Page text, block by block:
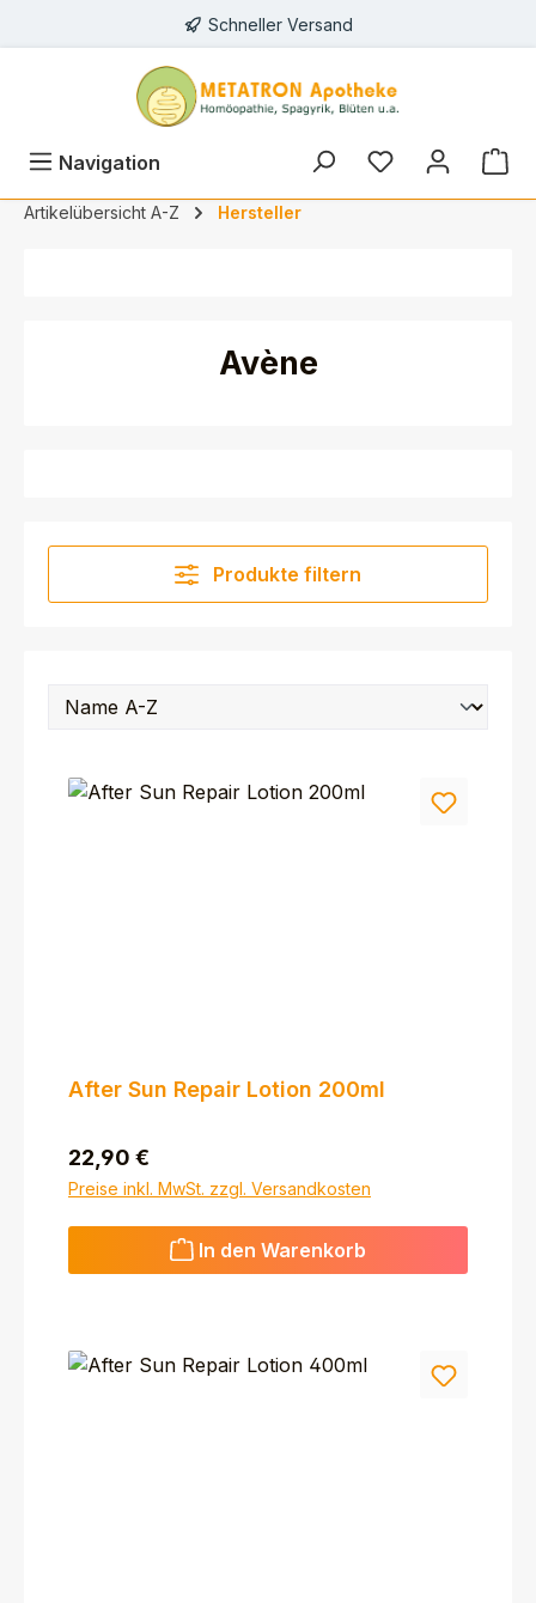
Schneller Versand
Navigation Du hast 0
Artikelübersicht A-Z Hersteller
Avène
Produkte filtern
After Sun Repair Lotion 200ml
Regulärer Preis:
22,90 €
Preise inkl. MwSt. zzgl. Versandkosten
In den Warenkorb